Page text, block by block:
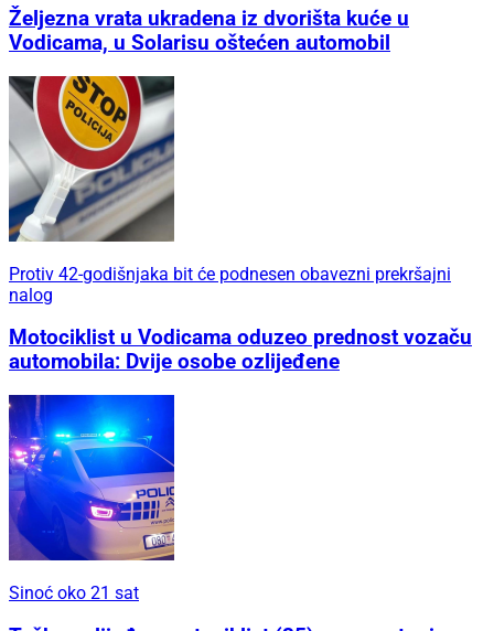
Željezna vrata ukradena iz dvorišta kuće u
Vodicama, u Solarisu oštećen automobil
Protiv 42-godišnjaka bit će podnesen obavezni prekršajni
nalog
Motociklist u Vodicama oduzeo prednost vozaču
automobila: Dvije osobe ozlijeđene
Sinoć oko 21 sat